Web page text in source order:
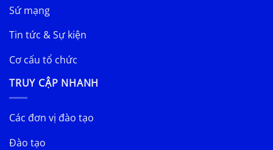
Sứ mạng
Tin tức & Sự kiện
Cơ cấu tổ chức
TRUY CẬP NHANH
Các đơn vị đào tạo
Đào tạo